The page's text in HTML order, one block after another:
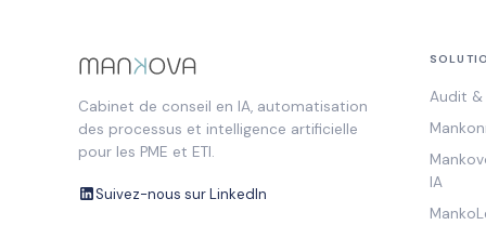
Cabinet de conseil en IA, automatisation
des processus et intelligence artificielle
pour les PME et ETI.
Suivez-nous sur LinkedIn
Audit &
IA